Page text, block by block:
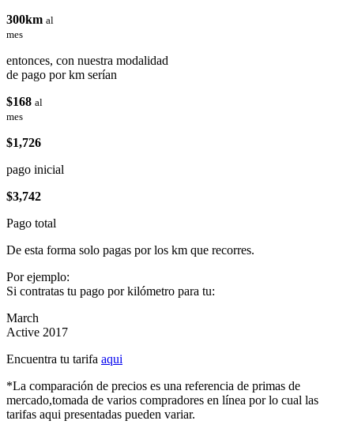
300km al
mes
entonces, con nuestra modalidad
de pago por km serían
$168 al
mes
$1,726
pago inicial
$3,742
Pago total
De esta forma solo pagas por los km que recorres.
Por ejemplo:
Si contratas tu pago por kilómetro para tu:
March
Active 2017
Encuentra tu tarifa aqui
*La comparación de precios es una referencia de primas de
mercado,tomada de varios compradores en línea por lo cual las
tarifas aqui presentadas pueden variar.